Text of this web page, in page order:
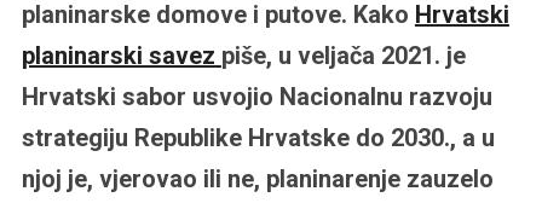
planinarske domove i putove. Kako Hrvatski
planinarski savez piše, u veljača 2021. je
Hrvatski sabor usvojio Nacionalnu razvoju
strategiju Republike Hrvatske do 2030., a u
njoj je, vjerovao ili ne, planinarenje zauzelo